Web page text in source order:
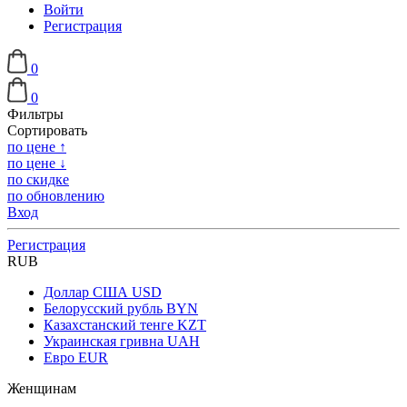
Войти
Регистрация
0
0
Фильтры
Сортировать
по цене ↑
по цене ↓
по скидке
по обновлению
Вход
Регистрация
RUB
Доллар США USD
Белорусский рубль BYN
Казахстанский тенге KZT
Украинская гривна UAH
Евро EUR
Женщинам